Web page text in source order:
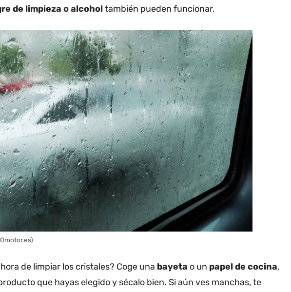
de limpieza o alcohol también pueden funcionar.
de limpiar los cristales? Coge una bayeta o un papel de cocina,
que hayas elegido y sécalo bien. Si aún ves manchas, te